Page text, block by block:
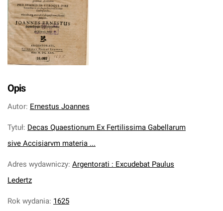
Opis
Autor: Ernestus Joannes
Tytuł: Decas Quaestionum Ex Fertilissima Gabellarum
sive Accisiarvm materia ...
Adres wydawniczy: Argentorati : Excudebat Paulus
Ledertz
Rok wydania: 1625